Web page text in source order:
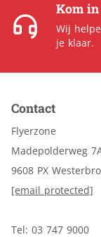
Kom
Wij
je klaar.
Contact
Flyerzone
Madepolderweg
9608 PX
[email protected]
Tel: 03 747 9000